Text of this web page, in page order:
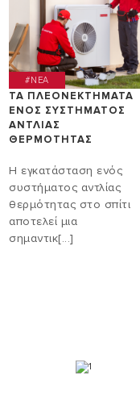
#NEA
ΤΑ ΠΛΕΟΝΕΚΤΉΜΑΤΑ
ΕΝΌΣ ΣΥΣΤΉΜΑΤΟΣ
ΑΝΤΛΊΑΣ
ΘΕΡΜΌΤΗΤΑΣ
Η εγκατάσταση ενός
συστήματος αντλίας
θερμότητας στο σπίτι
αποτελεί μια
σημαντικ[...]